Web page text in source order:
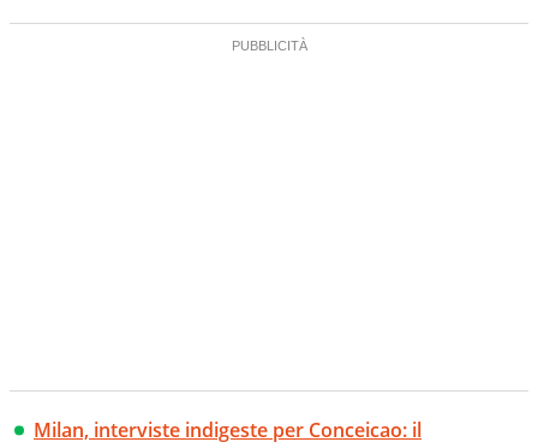
Milan, interviste indigeste per Conceicao: il